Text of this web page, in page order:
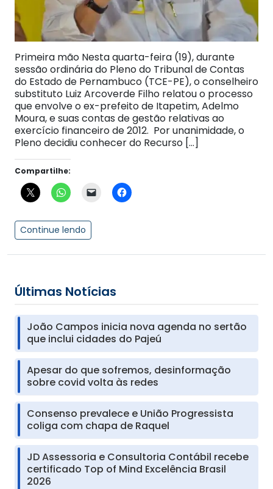
Primeira mão Nesta quarta-feira (19), durante
sessão ordinária do Pleno do Tribunal de Contas
do Estado de Pernambuco (TCE-PE), o conselheiro
substituto Luiz Arcoverde Filho relatou o processo
que envolve o ex-prefeito de Itapetim, Adelmo
Moura, e suas contas de gestão relativas ao
exercício financeiro de 2012. Por unanimidade, o
Pleno decidiu conhecer do Recurso […]
Compartilhe:
Continue lendo
Últimas Notícias
João Campos inicia nova agenda no sertão
que inclui cidades do Pajeú
Apesar do que sofremos, desinformação
sobre covid volta às redes
Consenso prevalece e União Progressista
coliga com chapa de Raquel
JD Assessoria e Consultoria Contábil recebe
certificado Top of Mind Excelência Brasil
2026